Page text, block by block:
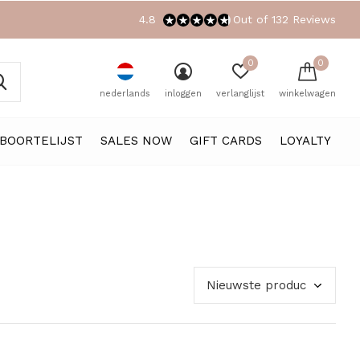
SALES NOW GIFT CARDS LOYALTY
nederlands inloggen verlanglijst
0
winkelwagen
0
4.8 Out of 132 Reviews